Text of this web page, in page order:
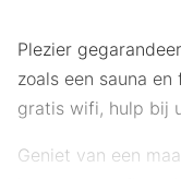
Plezier
zoals een sauna
gratis wifi, hulp bij
Geniet van een